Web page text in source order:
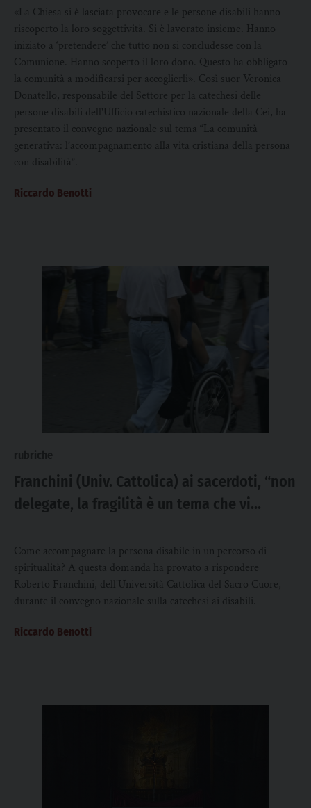
«La Chiesa si è lasciata provocare e le persone disabili hanno
riscoperto la loro soggettività. Si è lavorato insieme. Hanno
iniziato a ‘pretendere’ che tutto non si concludesse con la
Comunione. Hanno scoperto il loro dono. Questo ha obbligato
la comunità a modificarsi per accoglierli». Così suor Veronica
Donatello, responsabile del Settore per la catechesi delle
persone disabili dell'Ufficio catechistico nazionale della Cei, ha
presentato il convegno nazionale sul tema “La comunità
generativa: l’accompagnamento alla vita cristiana della persona
con disabilità”.
Riccardo Benotti
Franchini (Univ. Cattolica) ai sacerdoti, “non
delegate, la fragilità è un tema che vi
Come accompagnare la persona disabile in un percorso di
spiritualità? A questa domanda ha provato a rispondere
Roberto Franchini, dell'Università Cattolica del Sacro Cuore,
durante il convegno nazionale sulla catechesi ai disabili.
Riccardo Benotti